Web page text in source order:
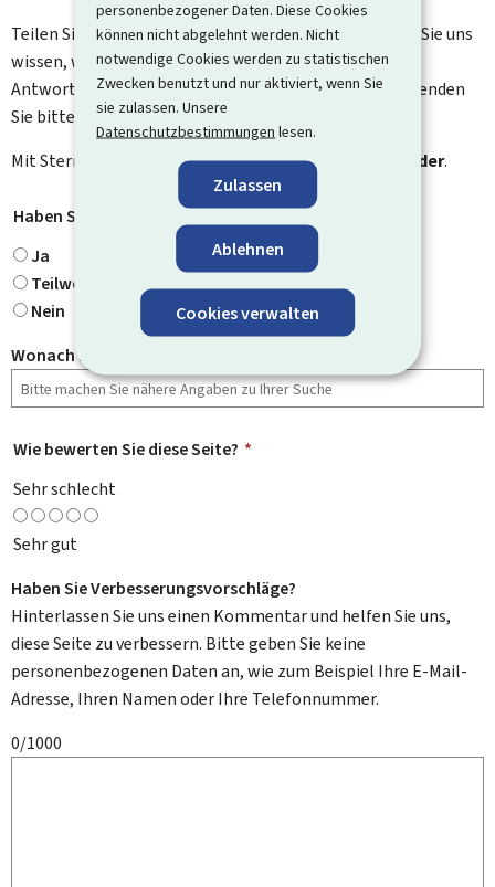
personenbezogener Daten. Diese Cookies
können nicht abgelehnt werden. Nicht
notwendige Cookies werden zu statistischen
Zwecken benutzt und nur aktiviert, wenn Sie
sie zulassen. Unsere
Datenschutzbestimmungen lesen.
Zulassen
Ablehnen
Cookies verwalten
Teilen Sie uns Ihre Meinung zu dieser Seite mit. Lassen Sie uns
wissen, was wir verbessern können. Sie erhalten keine
Antwort auf Ihr Feedback. Für spezifische Fragen verwenden
Sie bitte das Kontaktformular.
Mit Stern gekennzeichnete Felder ( * ) sind Pflichtfelder.
Haben Sie gefunden, wonach Sie gesucht haben?
Ja
Teilweise
Nein
Wonach haben Sie gesucht?
Wie bewerten Sie diese Seite? *
Sehr schlecht
Sehr gut
Haben Sie Verbesserungsvorschläge?
Hinterlassen Sie uns einen Kommentar und helfen Sie uns,
diese Seite zu verbessern. Bitte geben Sie keine
personenbezogenen Daten an, wie zum Beispiel Ihre E-Mail-
Adresse, Ihren Namen oder Ihre Telefonnummer.
0/1000